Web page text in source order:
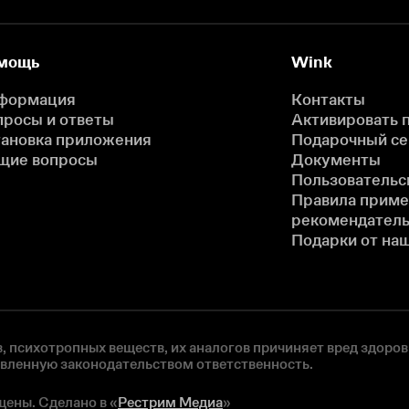
и ответы
приложения
вопросы
Wink
Контакты
Активировать
Подарочный
Документы
Правила
Подарки от
психотропных веществ, их аналогов причиняет вред
законодательством ответственность.
Сделано в «Рестрим Медиа»